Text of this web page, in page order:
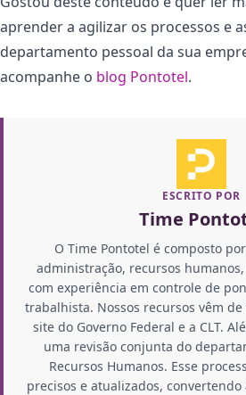
aprender a agilizar os processos e
departamento pessoal da sua
acompanhe o blog Pontotel.
ESCRITO POR
Time
O Time Pontotel é composto
administração, recursos
com experiência em controle de
trabalhista. Nossos recursos vêm
site do Governo Federal e a CLT.
uma revisão conjunta do
Recursos Humanos. Esse
precisos e atualizados,